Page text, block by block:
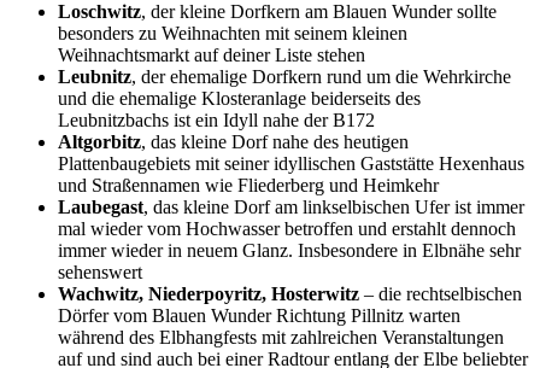
Loschwitz, der kleine Dorfkern am Blauen Wunder sollte
besonders zu Weihnachten mit seinem kleinen
Weihnachtsmarkt auf deiner Liste stehen
Leubnitz, der ehemalige Dorfkern rund um die Wehrkirche
und die ehemalige Klosteranlage beiderseits des
Leubnitzbachs ist ein Idyll nahe der B172
Altgorbitz, das kleine Dorf nahe des heutigen
Plattenbaugebiets mit seiner idyllischen Gaststätte Hexenhaus
und Straßennamen wie Fliederberg und Heimkehr
Laubegast, das kleine Dorf am linkselbischen Ufer ist immer
mal wieder vom Hochwasser betroffen und erstahlt dennoch
immer wieder in neuem Glanz. Insbesondere in Elbnähe sehr
sehenswert
Wachwitz, Niederpoyritz, Hosterwitz – die rechtselbischen
Dörfer vom Blauen Wunder Richtung Pillnitz warten
während des Elbhangfests mit zahlreichen Veranstaltungen
auf und sind auch bei einer Radtour entlang der Elbe beliebter